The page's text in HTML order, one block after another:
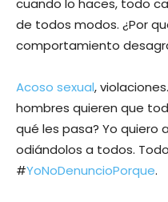
cuando lo haces, todo
de todos modos. ¿Por
comportamiento
Acoso sexual,
hombres quieren que
qué les pasa? Yo quiero
odiándolos a todos.
#YoNoDenuncioPorque.